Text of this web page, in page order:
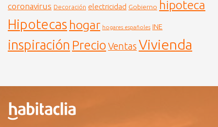
coronavirus Decoración electricidad Gobierno hipoteca
Hipotecas hogar hogares españoles INE
inspiración Precio Ventas Vivienda